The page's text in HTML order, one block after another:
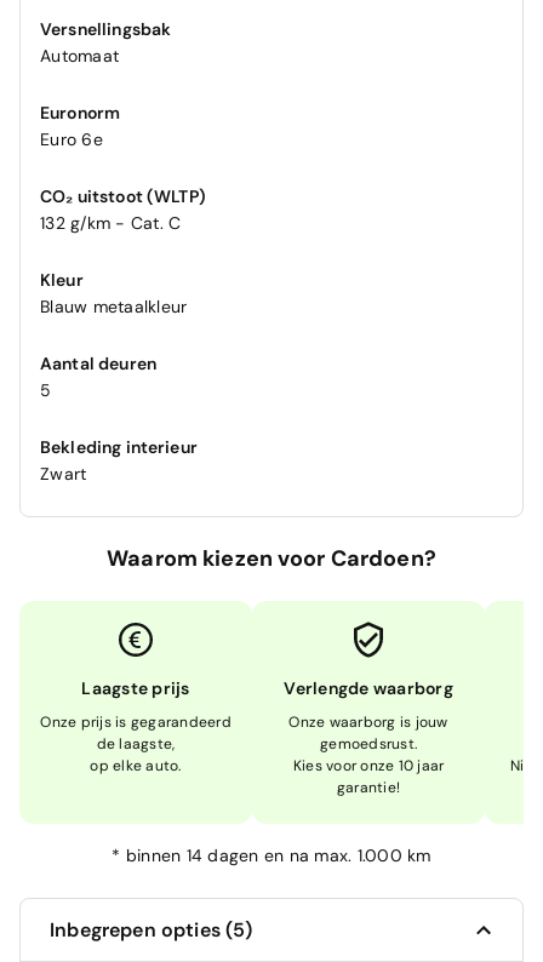
Versnellingsbak
Automaat
Euronorm
Euro 6e
CO₂ uitstoot (WLTP)
132 g/km - Cat. C
Kleur
Blauw metaalkleur
Aantal deuren
5
Bekleding interieur
Zwart
Waarom kiezen voor Cardoen?
Laagste prijs
Onze prijs is gegarandeerd
de laagste,
op elke auto.
Verlengde waarborg
Onze waarborg is jouw
gemoedsrust.
Kies voor onze 10 jaar
garantie!
Niet
* binnen 14 dagen en na max. 1.000 km
Inbegrepen opties (5)